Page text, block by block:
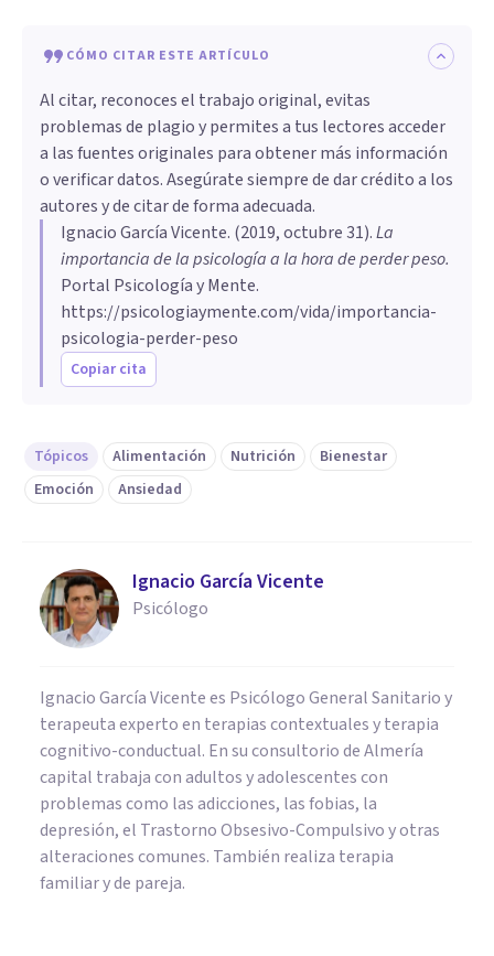
CÓMO CITAR ESTE ARTÍCULO
Al citar, reconoces el trabajo original, evitas
problemas de plagio y permites a tus lectores acceder
a las fuentes originales para obtener más información
o verificar datos. Asegúrate siempre de dar crédito a los
autores y de citar de forma adecuada.
Ignacio García Vicente. (2019, octubre 31).La
importancia de la psicología a la hora de perder peso.
Portal Psicología y Mente.
https://psicologiaymente.com/vida/importancia-
psicologia-perder-peso
Copiar cita
Tópicos Alimentación Nutrición
Bienestar
Emoción
Ansiedad
Ignacio García Vicente
Psicólogo
Ignacio García Vicente es Psicólogo General Sanitario y
terapeuta experto en terapias contextuales y terapia
cognitivo-conductual. En su consultorio de Almería
capital trabaja con adultos y adolescentes con
problemas como las adicciones, las fobias, la
depresión, el Trastorno Obsesivo-Compulsivo y otras
alteraciones comunes. También realiza terapia
familiar y de pareja.